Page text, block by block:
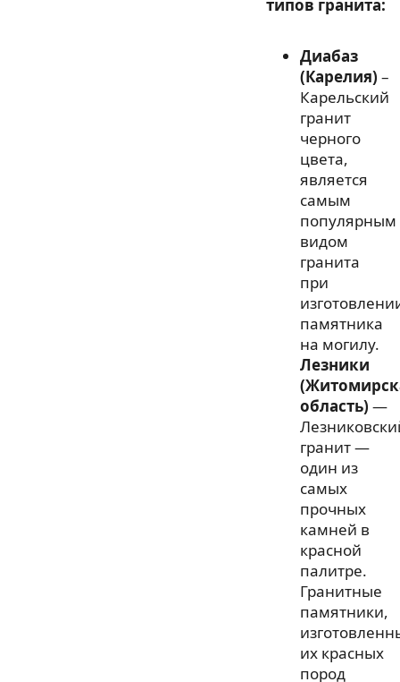
типов гранита:
Диабаз
(Карелия) –
Карельский
гранит
черного
цвета,
является
самым
популярным
видом
гранита
при
памятника
на могилу.
Лезники
область) —
гранит —
один из
самых
прочных
камней в
красной
палитре.
Гранитные
памятники,
их красных
пород